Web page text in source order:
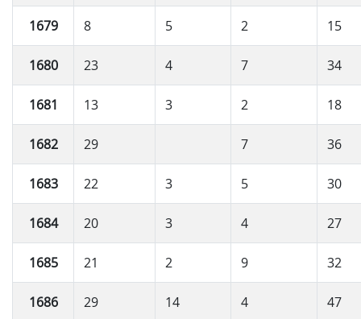
1679 8 5 2 15
1680 23 4 7 34
1681 13 3 2 18
1682 29 7 36
1683 22 3 5 30
1684 20 3 4 27
1685 21 2 9 32
1686 29 14 4 47